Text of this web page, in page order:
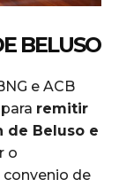
BELUSO
e ACB
remitir
de Beluso e
o
de